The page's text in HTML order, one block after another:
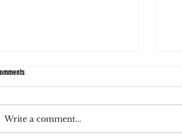
Write a comment...